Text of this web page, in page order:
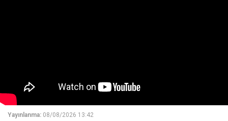
Yayınlanma: 08/08/2026 13:42